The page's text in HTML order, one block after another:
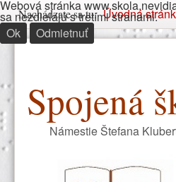
Nachádzate sa tu
Nachádzate sa tu:Úvodná
Spojená
Námestie Štefana
Webová stránka
sa nezdielajú s tretími stranami.
Ok
Odmietnuť